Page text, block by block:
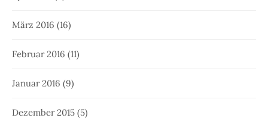
März 2016 (16)
Februar 2016 (11)
Januar 2016 (9)
Dezember 2015 (5)